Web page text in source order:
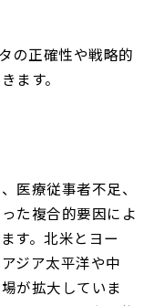
の正確性や戦略的
ます。
医療従事者不足、
た複合的要因によ
す。北米とヨー
ジア太平洋や中
が拡大していま